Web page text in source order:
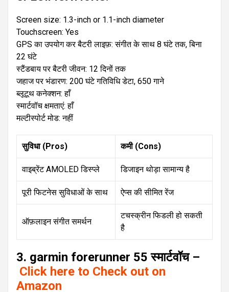
Screen size: 1.3-inch or 1.1-inch diameter
Touchscreen: Yes
GPS का उपयोग कर बैटरी लाइफ़: संगीत के साथ 8 घंटे तक, बिना
22 घंटे
स्टैंडबाय पर बैटरी जीवन: 12 दिनों तक
जहाज पर भंडारण: 200 घंटे गतिविधि डेटा, 650 गाने
ब्लूटूथ कनेक्शन: हाँ
स्मार्टवॉच क्षमताएं: हाँ
मल्टीस्पोर्ट मोड: नहीं
सुविधा (Pros) कमी (Cons)
वाइब्रेंट AMOLED डिस्प्ले डिजाइन थोड़ा सामान्य है
पूरी फिटनेस सुविधाओं के साथ ऐप्स की सीमित रेंज
ऑफ़लाइन संगीत समर्थन
टचस्क्रीन फिडली हो सकती
है
3. garmin forerunner 55 स्मार्टवॉच –
Click here to Check out on
Amazon